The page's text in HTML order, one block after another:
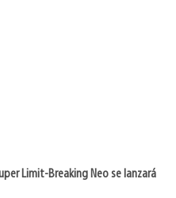
Limit-Breaking Neo se lanzará